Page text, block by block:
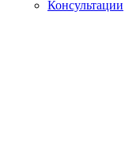
Консультации